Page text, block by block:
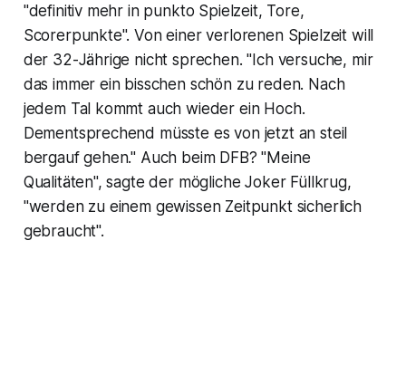
"definitiv mehr in punkto Spielzeit, Tore,
Scorerpunkte". Von einer verlorenen Spielzeit will
der 32-Jährige nicht sprechen. "Ich versuche, mir
das immer ein bisschen schön zu reden. Nach
jedem Tal kommt auch wieder ein Hoch.
Dementsprechend müsste es von jetzt an steil
bergauf gehen." Auch beim DFB? "Meine
Qualitäten", sagte der mögliche Joker Füllkrug,
"werden zu einem gewissen Zeitpunkt sicherlich
gebraucht".